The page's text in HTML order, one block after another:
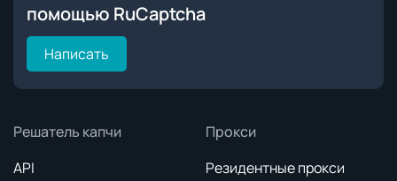
помощью RuCaptcha
Написать
Решатель капчи
API
Прокси
Резидентные прокси